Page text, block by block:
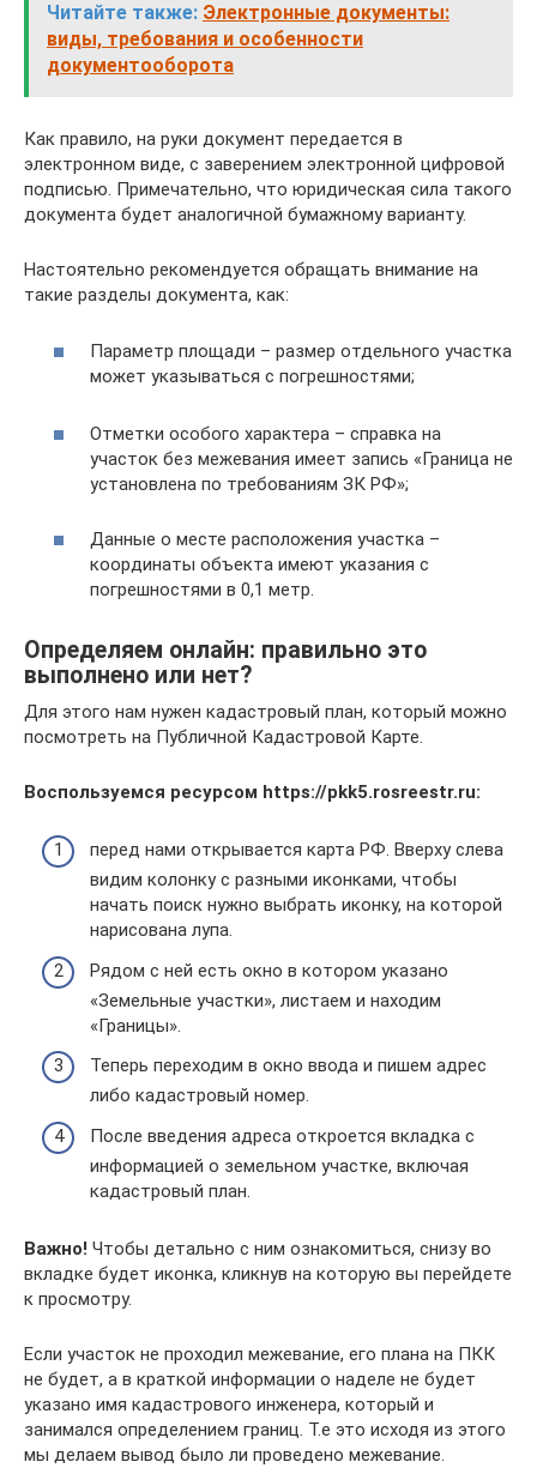
Читайте также: Электронные документы:
виды, требования и особенности
документооборота
Как правило, на руки документ передается в
электронном виде, с заверением электронной цифровой
подписью. Примечательно, что юридическая сила такого
документа будет аналогичной бумажному варианту.
Настоятельно рекомендуется обращать внимание на
такие разделы документа, как:
Параметр площади – размер отдельного участка
может указываться с погрешностями;
Отметки особого характера – справка на
участок без межевания имеет запись «Граница не
установлена по требованиям ЗК РФ»;
Данные о месте расположения участка –
координаты объекта имеют указания с
погрешностями в 0,1 метр.
Определяем онлайн: правильно это
выполнено или нет?
Для этого нам нужен кадастровый план, который можно
посмотреть на Публичной Кадастровой Карте.
Воспользуемся ресурсом https://pkk5.rosreestr.ru:
перед нами открывается карта РФ. Вверху слева
видим колонку с разными иконками, чтобы
начать поиск нужно выбрать иконку, на которой
нарисована лупа.
Рядом с ней есть окно в котором указано
«Земельные участки», листаем и находим
«Границы».
Теперь переходим в окно ввода и пишем адрес
либо кадастровый номер.
После введения адреса откроется вкладка с
информацией о земельном участке, включая
кадастровый план.
Важно! Чтобы детально с ним ознакомиться, снизу во
вкладке будет иконка, кликнув на которую вы перейдете
к просмотру.
Если участок не проходил межевание, его плана на ПКК
не будет, а в краткой информации о наделе не будет
указано имя кадастрового инженера, который и
занимался определением границ. Т.е это исходя из этого
мы делаем вывод было ли проведено межевание.